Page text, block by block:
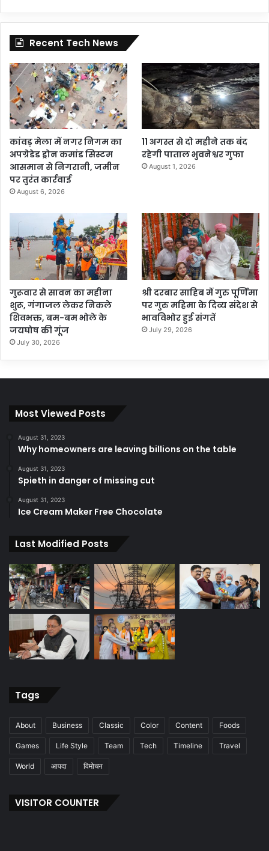
Recent Tech News
कांवड़ मेला में नगर निगम का
अपग्रेडेड ड्रोन कमांड सिस्टम
आसमान से निगरानी, जमीन
पर तुरंत कार्रवाई
August 6, 2026
11 अगस्त से दो महीने तक बंद
रहेगी पाताल भुवनेश्वर गुफा
August 1, 2026
गुरूवार से सावन का महीना
शुरू, गंगाजल लेकर निकले
शिवभक्त, बम-बम भोले के
जयघोष की गूंज
July 30, 2026
श्री दरबार साहिब में गुरु पूर्णिमा
पर गुरु महिमा के दिव्य संदेश से
भावविभोर हुई संगतें
July 29, 2026
Most Viewed Posts
August 31, 2023
Why homeowners are leaving billions on the table
August 31, 2023
Spieth in danger of missing cut
August 31, 2023
Ice Cream Maker Free Chocolate
Last Modified Posts
Tags
About Business Classic Color Content Foods
Games Life Style Team Tech Timeline Travel
World आपदा विमोचन
VISITOR COUNTER